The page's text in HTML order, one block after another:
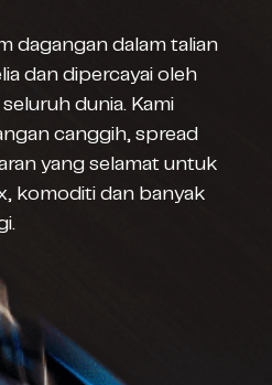
dagangan dalam talian
dan dipercayai oleh
dunia. Kami
canggih, spread
yang selamat untuk
komoditi dan banyak